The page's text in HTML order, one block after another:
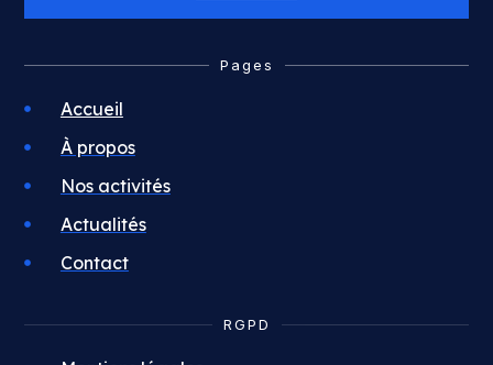
Pages
Accueil
À propos
Nos activités
Actualités
Contact
RGPD